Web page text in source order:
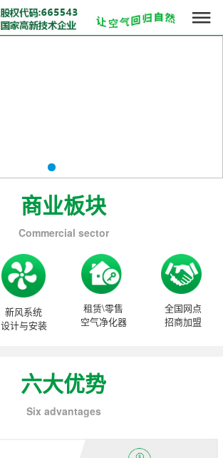

商业板块
Commercial sector
新风系统
设计与安装
租赁\零售
空气净化器
全国网点
招商加盟
六大优势
Six advantages